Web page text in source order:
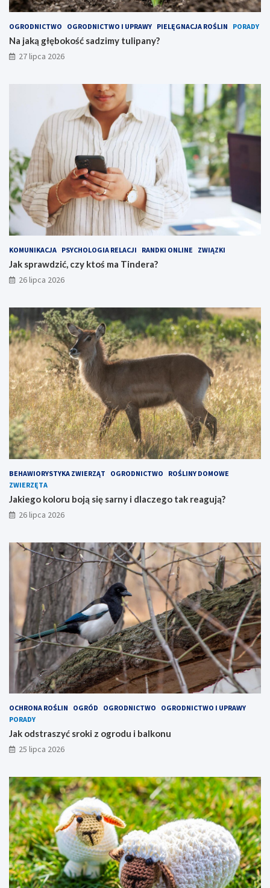
OGRODNICTWO OGRODNICTWO I UPRAWY PIELĘGNACJA ROŚLIN PORADY
Na jaką głębokość sadzimy tulipany?
27 lipca 2026
KOMUNIKACJA PSYCHOLOGIA RELACJI RANDKI ONLINE ZWIĄZKI
Jak sprawdzić, czy ktoś ma Tindera?
26 lipca 2026
BEHAWIORYSTYKA ZWIERZĄT OGRODNICTWO
ROŚLINY DOMOWE
ZWIERZĘTA
Jakiego koloru boją się sarny i dlaczego tak reagują?
26 lipca 2026
OCHRONA ROŚLIN OGRÓD OGRODNICTWO
OGRODNICTWO I UPRAWY
PORADY
Jak odstraszyć sroki z ogrodu i balkonu
25 lipca 2026